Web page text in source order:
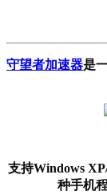
守望者加速器是
支持Windows
种手机